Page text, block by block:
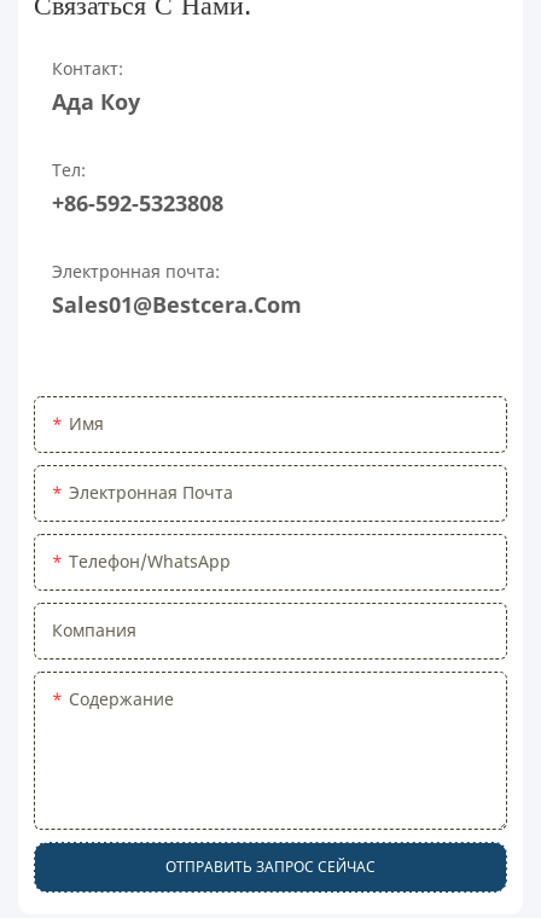
Связаться С Нами.
Контакт:
Ада Коу
Тел:
+86-592-5323808
Электронная почта:
Sales01@bestcera.com
Имя
Электронная Почта
Телефон/WhatsApp
Компания
Содержание
ОТПРАВИТЬ ЗАПРОС СЕЙЧАС